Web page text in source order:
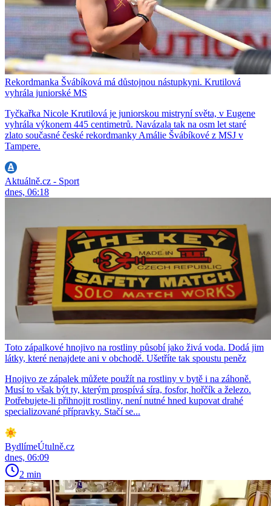
Rekordmanka Švábíková má důstojnou nástupkyni. Krutilová
vyhrála juniorské MS
Tyčkařka Nicole Krutilová je juniorskou mistryní světa, v Eugene
vyhrála výkonem 445 centimetrů. Navázala tak na osm let staré
zlato současné české rekordmanky Amálie Švábíkové z MSJ v
Tampere.
Aktuálně.cz - Sport
dnes, 06:18
Toto zápalkové hnojivo na rostliny působí jako živá voda. Dodá jim
látky, které nenajdete ani v obchodě. Ušetříte tak spoustu peněz
Hnojivo ze zápalek můžete použít na rostliny v bytě i na záhoně.
Musí to však být ty, kterým prospívá síra, fosfor, hořčík a železo.
Potřebujete-li přihnojit rostliny, není nutné hned kupovat drahé
specializované přípravky. Stačí se...
BydlímeÚtulně.cz
dnes, 06:09
2 min